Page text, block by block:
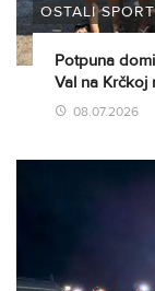
OSTALI
Potpuna
Val na Krčkoj
08.07.2026